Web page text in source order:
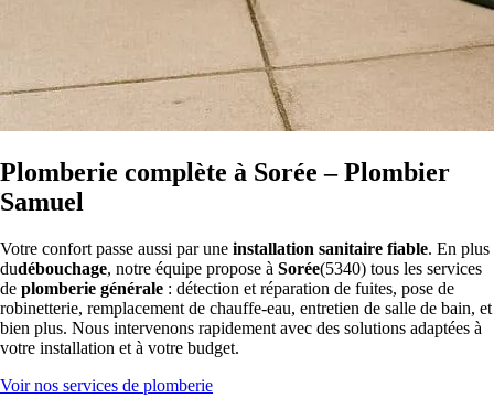
Plomberie complète à Sorée – Plombier
Samuel
Votre confort passe aussi par une installation sanitaire fiable. En plus
dudébouchage, notre équipe propose à Sorée(5340) tous les services
de plomberie générale : détection et réparation de fuites, pose de
robinetterie, remplacement de chauffe-eau, entretien de salle de bain, et
bien plus. Nous intervenons rapidement avec des solutions adaptées à
votre installation et à votre budget.
Voir nos services de plomberie